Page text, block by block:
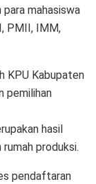
para mahasiswa
PMII, IMM,
KPU Kabupaten
pemilihan
hasil
produksi.
pendaftaran